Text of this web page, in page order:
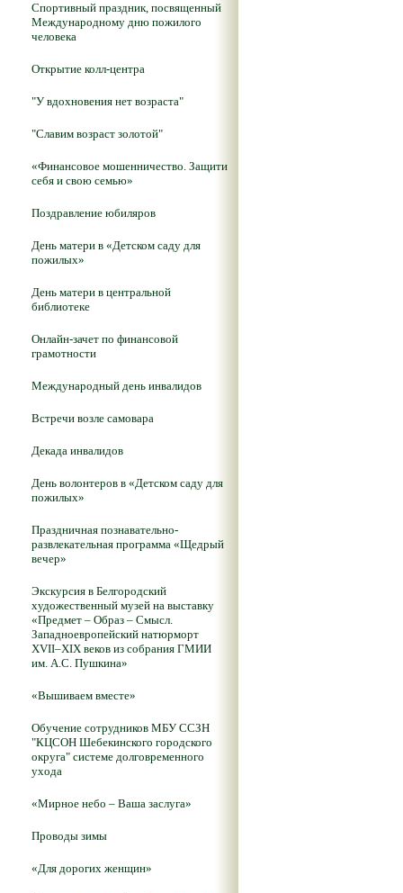
Спортивный праздник, посвященный
Международному дню пожилого
человека
Открытие колл-центра
"У вдохновения нет возраста"
"Славим возраст золотой"
«Финансовое мошенничество. Защити
себя и свою семью»
Поздравление юбиляров
День матери в «Детском саду для
пожилых»
День матери в центральной
библиотеке
Онлайн-зачет по финансовой
грамотности
Международный день инвалидов
Встречи возле самовара
Декада инвалидов
День волонтеров в «Детском саду для
пожилых»
Праздничная познавательно-
развлекательная программа «Щедрый
вечер»
Экскурсия в Белгородский
художественный музей на выставку
«Предмет – Образ – Смысл.
Западноевропейский натюрморт
XVII–XIX веков из собрания ГМИИ
им. А.С. Пушкина»
«Вышиваем вместе»
Обучение сотрудников МБУ ССЗН
"КЦСОН Шебекинского городского
округа" системе долговременного
ухода
«Мирное небо – Ваша заслуга»
Проводы зимы
«Для дорогих женщин»